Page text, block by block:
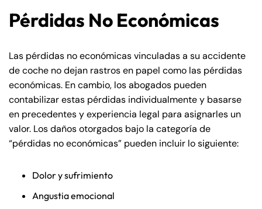
Pérdidas No Económicas
Las pérdidas no económicas vinculadas a su accidente
de coche no dejan rastros en papel como las pérdidas
económicas. En cambio, los abogados pueden
contabilizar estas pérdidas individualmente y basarse
en precedentes y experiencia legal para asignarles un
valor. Los daños otorgados bajo la categoría de
“pérdidas no económicas” pueden incluir lo siguiente:
Dolor y sufrimiento
Angustia emocional